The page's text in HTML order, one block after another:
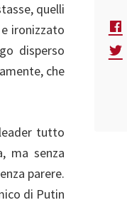
quelli
ironizzato
disperso
che
tutto
ma senza
parere.
di Putin